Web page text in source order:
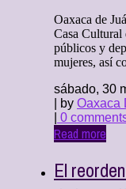
Oaxaca de
Casa Cultural
públicos y
mujeres, así
sábado, 30
| by Oaxaca
0
Read more
El